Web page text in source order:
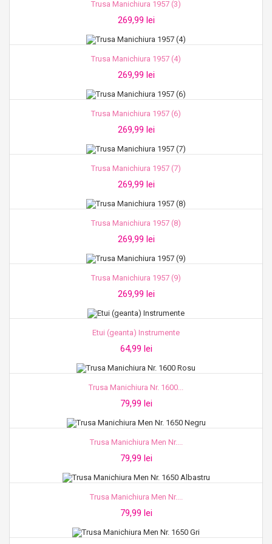
Trusa Manichiura 1957 (3)
269,99 lei
Trusa Manichiura 1957 (4)
269,99 lei
Trusa Manichiura 1957 (6)
269,99 lei
Trusa Manichiura 1957 (7)
269,99 lei
Trusa Manichiura 1957 (8)
269,99 lei
Trusa Manichiura 1957 (9)
269,99 lei
Etui (geanta) Instrumente
64,99 lei
Trusa Manichiura Nr. 1600...
79,99 lei
Trusa Manichiura Men Nr....
79,99 lei
Trusa Manichiura Men Nr....
79,99 lei